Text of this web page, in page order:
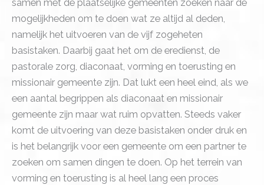
samen met de plaatselijke gemeenten zoeken naar de
mogelijkheden om te doen wat ze altijd al deden,
namelijk het uitvoeren van de vijf zogeheten
basistaken. Daarbij gaat het om de eredienst, de
pastorale zorg, diaconaat, vorming en toerusting en
missionair gemeente zijn. Dat lukt een heel eind, als we
een aantal begrippen als diaconaat en missionair
gemeente zijn maar wat ruim opvatten. Steeds vaker
komt de uitvoering van deze basistaken onder druk en
is het belangrijk voor een gemeente om een partner te
zoeken om samen dingen te doen. Op het terrein van
vorming en toerusting is al heel lang een proces